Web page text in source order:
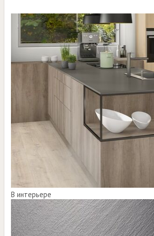
В интерьере